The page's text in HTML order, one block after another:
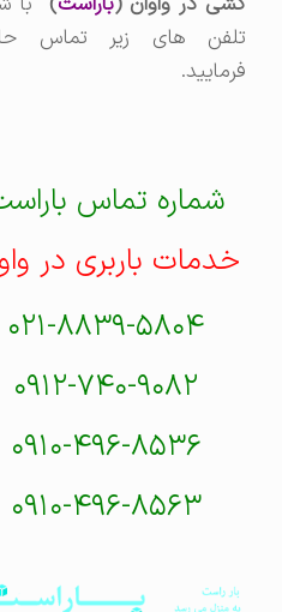
تلفن های زیر تماس حاصل
فرمایید.
شماره تماس باراست
خدمات باربری در واوان
۰۲۱-۸۸۳۹-۵۸۰۴
۰۹۱۲-۷۴۰-۹۰۸۲
۰۹۱۰-۴۹۶-۸۵۳۶
۰۹۱۰-۴۹۶-۸۵۶۳